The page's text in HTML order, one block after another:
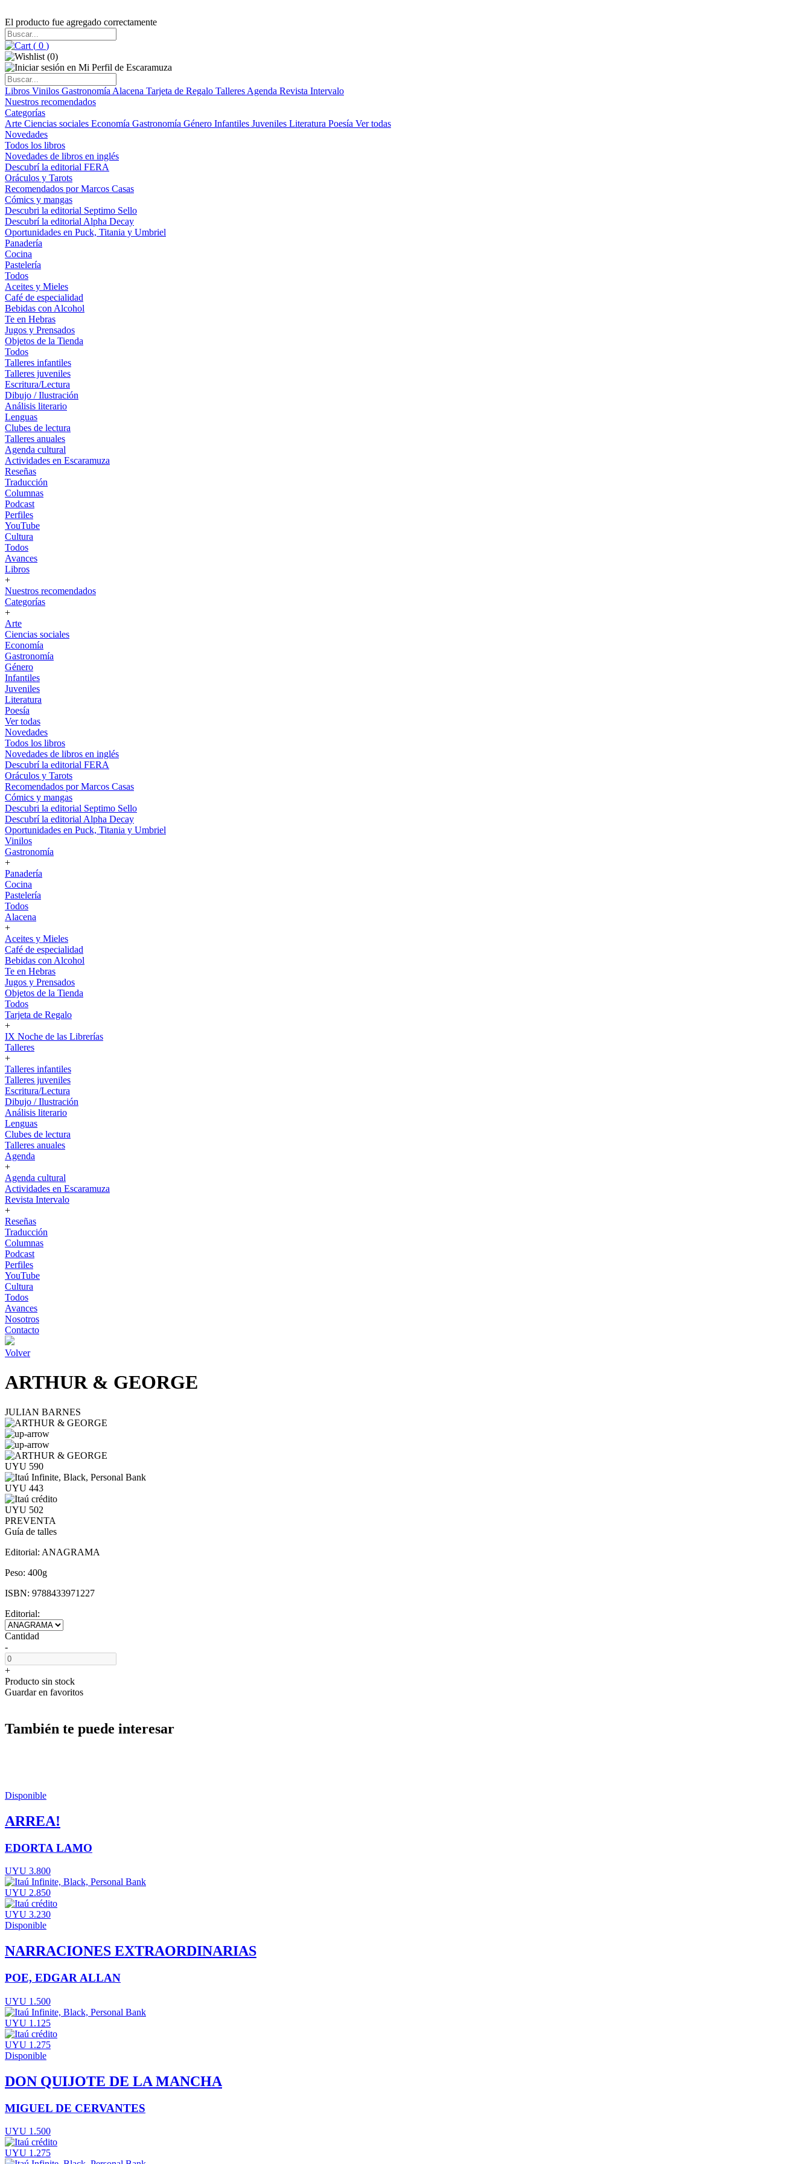
El producto fue agregado correctamente
( 0 )
(0)
Libros Vinilos Gastronomía Alacena Tarjeta de Regalo Talleres Agenda Revista Intervalo
Nuestros recomendados
Categorías
Arte Ciencias sociales Economía Gastronomía Género Infantiles Juveniles Literatura Poesía Ver todas
Novedades
Todos los libros
Novedades de libros en inglés
Descubrí la editorial FERA
Oráculos y Tarots
Recomendados por Marcos Casas
Cómics y mangas
Descubri la editorial Septimo Sello
Descubrí la editorial Alpha Decay
Oportunidades en Puck, Titania y Umbriel
Panadería
Cocina
Pastelería
Todos
Aceites y Mieles
Café de especialidad
Bebidas con Alcohol
Te en Hebras
Jugos y Prensados
Objetos de la Tienda
Todos
Talleres infantiles
Talleres juveniles
Escritura/Lectura
Dibujo / Ilustración
Análisis literario
Lenguas
Clubes de lectura
Talleres anuales
Agenda cultural
Actividades en Escaramuza
Reseñas
Traducción
Columnas
Podcast
Perfiles
YouTube
Cultura
Todos
Avances
Libros
+
Nuestros recomendados
Categorías
+
Arte
Ciencias sociales
Economía
Gastronomía
Género
Infantiles
Juveniles
Literatura
Poesía
Ver todas
Novedades
Todos los libros
Novedades de libros en inglés
Descubrí la editorial FERA
Oráculos y Tarots
Recomendados por Marcos Casas
Cómics y mangas
Descubri la editorial Septimo Sello
Descubrí la editorial Alpha Decay
Oportunidades en Puck, Titania y Umbriel
Vinilos
Gastronomía
+
Panadería
Cocina
Pastelería
Todos
Alacena
+
Aceites y Mieles
Café de especialidad
Bebidas con Alcohol
Te en Hebras
Jugos y Prensados
Objetos de la Tienda
Todos
Tarjeta de Regalo
+
IX Noche de las Librerías
Talleres
+
Talleres infantiles
Talleres juveniles
Escritura/Lectura
Dibujo / Ilustración
Análisis literario
Lenguas
Clubes de lectura
Talleres anuales
Agenda
+
Agenda cultural
Actividades en Escaramuza
Revista Intervalo
+
Reseñas
Traducción
Columnas
Podcast
Perfiles
YouTube
Cultura
Todos
Avances
Nosotros
Contacto
Volver
ARTHUR & GEORGE
JULIAN BARNES
UYU 590
UYU 443
UYU 502
PREVENTA
Guía de talles
Editorial: ANAGRAMA
Peso: 400g
ISBN: 9788433971227
Editorial:
Cantidad
-
+
Producto sin stock
Guardar en favoritos
También te puede interesar
Disponible
ARREA!
EDORTA LAMO
UYU 3.800
UYU 2.850
UYU 3.230
Disponible
NARRACIONES EXTRAORDINARIAS
POE, EDGAR ALLAN
UYU 1.500
UYU 1.125
UYU 1.275
Disponible
DON QUIJOTE DE LA MANCHA
MIGUEL DE CERVANTES
UYU 1.500
UYU 1.275